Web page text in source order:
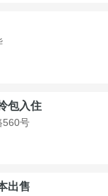
包入住
560号
出售